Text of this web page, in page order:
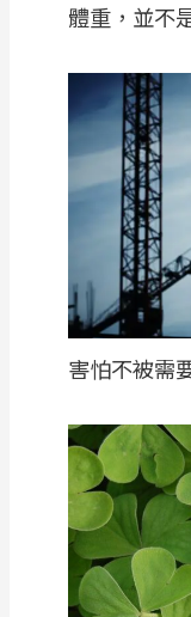
體重，並不
害怕不被需